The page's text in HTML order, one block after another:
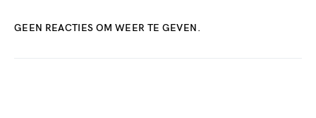
GEEN REACTIES OM WEER TE GEVEN.